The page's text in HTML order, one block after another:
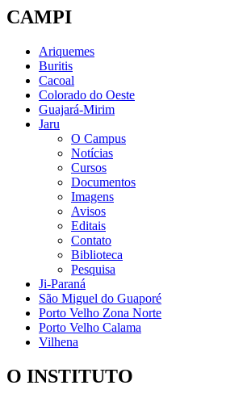
CAMPI
Ariquemes
Buritis
Cacoal
Colorado do Oeste
Guajará-Mirim
Jaru
O Campus
Notícias
Cursos
Documentos
Imagens
Avisos
Editais
Contato
Biblioteca
Pesquisa
Ji-Paraná
São Miguel do Guaporé
Porto Velho Zona Norte
Porto Velho Calama
Vilhena
O INSTITUTO